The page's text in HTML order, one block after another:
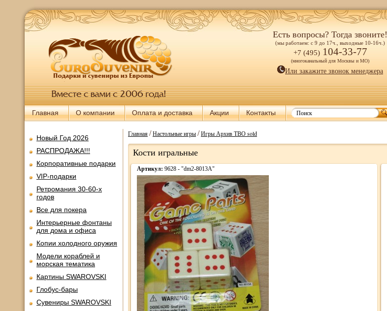
Есть вопросы? Тогда звоните!
(мы работаем: с 9 до 17ч., выходные 10-16ч.)
+7 (495) 104-33-77
(многоканальный для Москвы и МО)
Или закажите звонок менеджера
Главная О компании Оплата и доставка Акции Контакты
Новый Год 2026
РАСПРОДАЖА!!!
Корпоративные подарки
VIP-подарки
Ретромания 30-60-х
годов
Все для покера
Интерьерные фонтаны
для дома и офиса
Копии холодного оружия
Модели кораблей и
морская тематика
Картины SWAROVSKI
Глобус-бары
Сувениры SWAROVSKI
Главная/Настольные игры/Игры Архив ТВО sold
Кости игральные
Артикул: 9628 - "dm2-8013A"